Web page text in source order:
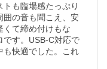
も臨場感たっぷり
囲の音も聞こえ、安
くて締め付けもな
です。USB-C対応で
も快適でした。これ